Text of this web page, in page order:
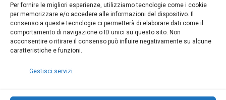
Per fornire le migliori esperienze, utilizziamo tecnologie come i cookie
per memorizzare e/o accedere alle informazioni del dispositivo. Il
consenso a queste tecnologie ci permetterà di elaborare dati come il
comportamento di navigazione o ID unici su questo sito. Non
acconsentire o ritirare il consenso può influire negativamente su alcune
caratteristiche e funzioni.
Gestisci servizi
Blumaticasu
Coordinatore della
Sicurezza: cosa è
richiesto per abilitazione
e aggiornamento